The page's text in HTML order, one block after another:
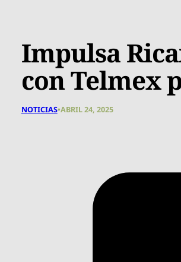
Impulsa
con Telmex
NOTICIAS•ABRIL 24, 2025